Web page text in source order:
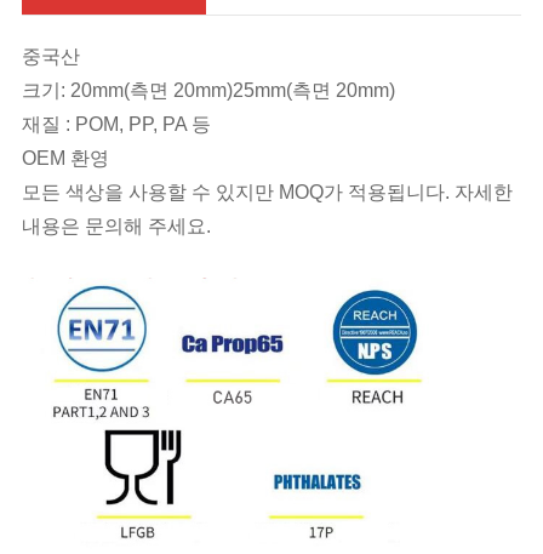
중국산
크기 : 20mm(측면 20mm)25mm(측면 20mm)
재질 : POM, PP, PA 등
OEM 환영
모든 색상을 사용할 수 있지만 MOQ가 적용됩니다. 자세한
내용은 문의해 주세요.